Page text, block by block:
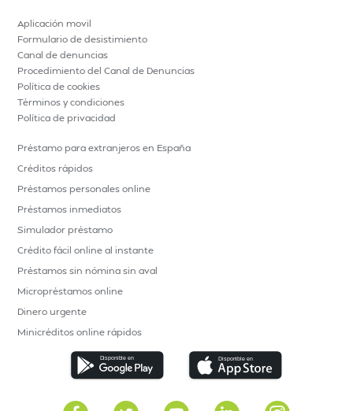
Aplicación movil
Formulario de desistimiento
Canal de denuncias
Procedimiento del Canal de Denuncias
Política de cookies
Términos y condiciones
Política de privacidad
Préstamo para extranjeros en España
Créditos rápidos
Préstamos personales online
Préstamos inmediatos
Simulador préstamo
Crédito fácil online al instante
Préstamos sin nómina sin aval
Micropréstamos online
Dinero urgente
Minicréditos online rápidos